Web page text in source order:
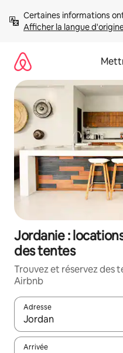
directement
Afficher la langue
Jordanie :
des tentes
Trouvez et réservez des
Airbnb
Adresse
Lorsque les résultats
Arrivée